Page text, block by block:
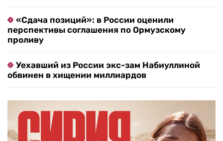
«Сдача позиций»: в России оценили
перспективы соглашения по Ормузскому
проливу
Уехавший из России экс-зам Набиуллиной
обвинен в хищении миллиардов